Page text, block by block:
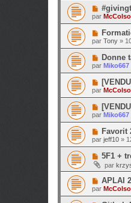
e
a
g
e
m
e
s
s
a
g
e
e
a
u
m
e
s
s
a
g
e
N
o
u
v
e
a
u
m
e
s
s
a
g
e
par
N
o
u
v
e
a
u
m
e
s
s
a
g
e
par Tony »
N
o
u
v
a
u
m
e
s
s
a
g
e
Donne
par Miko667
N
o
u
v
a
u
m
e
s
s
a
g
e
par
N
o
u
v
e
a
u
m
e
s
a
g
e
par Miko667
N
o
u
v
e
a
u
m
e
s
s
Favorit
par jeff10 »
N
u
e
a
u
5F1 +
par
N
o
u
APLAI
par